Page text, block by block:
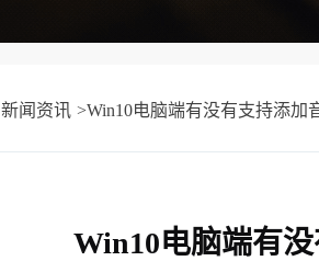
新闻资讯 >Win10电脑端有没有支持添加
Win10电脑端有